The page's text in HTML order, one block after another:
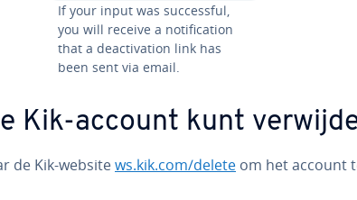
If your input was suc­ces­sful,
you will receive a no­ti­fi­ca­ti­on
that a de­ac­ti­va­ti­on link has
been sent via email.
Kik-account kunt
de Kik-websitews.kik.com/delete om het account